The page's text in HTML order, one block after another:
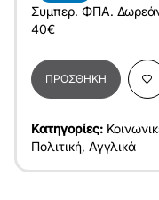
Συμπερ. ΦΠΑ.
40€
ΠΡΟΣΘΉΚΗ
Κατηγορίες:
Πολιτική, Αγγλικά